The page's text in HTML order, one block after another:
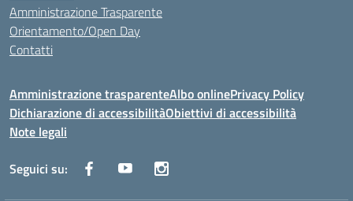
Amministrazione Trasparente
Orientamento/Open Day
Contatti
Amministrazione trasparenteAlbo onlinePrivacy Policy
Dichiarazione di accessibilitàObiettivi di accessibilità
Note legali
Seguici su: